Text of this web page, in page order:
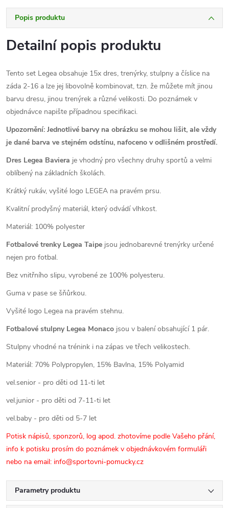
Popis produktu
Detailní popis produktu
Tento set Legea obsahuje 15x dres, trenýrky, stulpny a číslice na
záda 2-16 a lze jej libovolně kombinovat, tzn. že můžete mít jinou
barvu dresu, jinou trenýrek a různé velikosti. Do poznámek v
objednávce napište případnou specifikaci.
Upozornění: Jednotlivé barvy na obrázku se mohou lišit, ale vždy
je dané barva ve stejném odstínu, nafoceno v odlišném prostředí.
Dres Legea Baviera je vhodný pro všechny druhy sportů a velmi
oblíbený na základních školách.
Krátký rukáv, vyšité logo LEGEA na pravém prsu.
Kvalitní prodyšný materiál, který odvádí vlhkost.
Materiál: 100% polyester
Fotbalové trenky Legea Taipe jsou jednobarevné trenýrky určené
nejen pro fotbal.
Bez vnitřního slipu, vyrobené ze 100% polyesteru.
Guma v pase se šňůrkou.
Vyšité logo Legea na pravém stehnu.
Fotbalové stulpny Legea Monaco jsou v balení obsahující 1 pár.
Stulpny vhodné na trénink i na zápas ve třech velikostech.
Materiál: 70% Polypropylen, 15% Bavlna, 15% Polyamid
vel.senior - pro děti od 11-ti let
vel.junior - pro děti od 7-11-ti let
vel.baby - pro děti od 5-7 let
Potisk nápisů, sponzorů, log apod. zhotovíme podle Vašeho přání,
info k potisku prosím do poznámek v objednávkovém formuláři
nebo na email: info@sportovni-pomucky.cz
Parametry produktu